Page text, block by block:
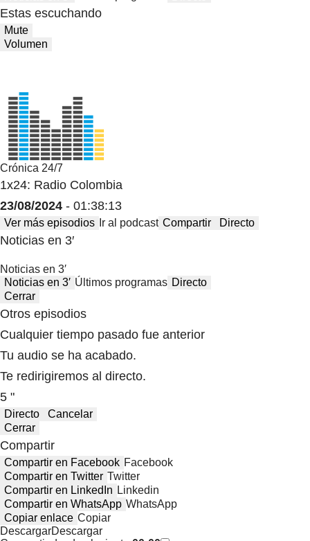
Estas escuchando
Mute
Volumen
Crónica 24/7
1x24: Radio Colombia
23/08/2024 - 01:38:13
Ver más episodios Ir al podcast Compartir Directo
Noticias en 3′
Noticias en 3′
Noticias en 3′ Últimos programas Directo
Cerrar
Otros episodios
Cualquier tiempo pasado fue anterior
Tu audio se ha acabado.
Te redirigiremos al directo.
5 "
Directo
Cancelar
Cerrar
Compartir
Compartir en Facebook Facebook
Compartir en Twitter Twitter
Compartir en LinkedIn Linkedin
Compartir en WhatsApp WhatsApp
Copiar enlace Copiar
DescargarDescargar